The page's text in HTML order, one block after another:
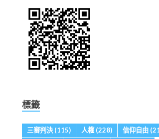
標籤
三審判決(115) 人權(228) 信仰自由